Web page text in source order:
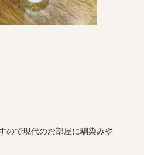
ので現代のお部屋に馴染みや